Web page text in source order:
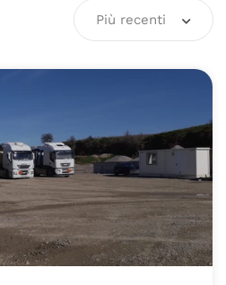
Più recenti